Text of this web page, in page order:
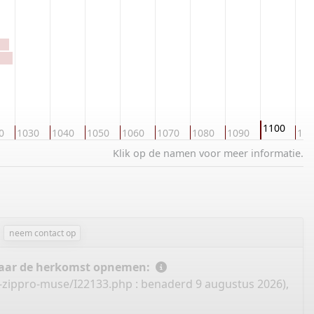
1030 1040 1050 1060 1070 1080 1090 1100
Klik op de namen voor meer informatie.
neem contact op
de herkomst opnemen:
muse/I22133.php : benaderd 9 augustus 2026),